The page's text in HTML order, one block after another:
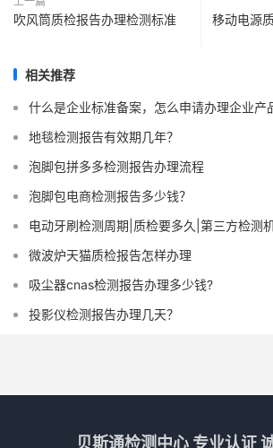
吹风筒质检报告办理检测标准
移动电源
相关推荐
什么是企业标准备案，怎么申请办理企业产
地毯检测报告有效期几年？
泡脚包拼多多检测报告办理流程
泡脚包电商检测报告多少钱？
电动牙刷检测周期|质检要多久|第三方检测
微波炉天猫质检报告怎样办理
吸尘器cnas检测报告办理多少钱?
投影仪检测报告办理几天？
贝斯通检测中心 专业认证